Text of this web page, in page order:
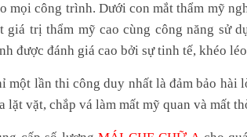
mọi công trình. Dưới con mắt thẩm mỹ
giá trị thẩm mỹ cao cùng công năng sử
được đánh giá cao bởi sự tinh tế, khéo
một lần thi công duy nhất là đảm bảo hài
lặt vặt, chắp vá làm mất mỹ quan và mất